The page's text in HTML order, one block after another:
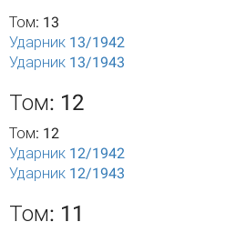
Том: 13
Ударник 13/1942
Ударник 13/1943
Том: 12
Том: 12
Ударник 12/1942
Ударник 12/1943
Том: 11